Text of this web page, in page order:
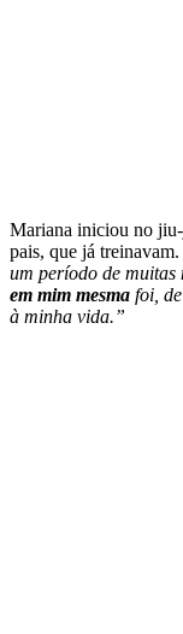
Mariana iniciou no
pais, que já
um período de muitas
em mim mesma foi,
à minha vida.”